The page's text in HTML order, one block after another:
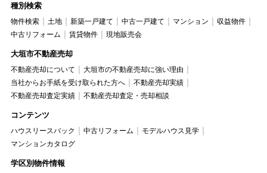
種別検索
物件検索 土地 新築一戸建て 中古一戸建て マンション
収益物件
中古リフォーム
賃貸物件 現地販売会
大垣市不動産売却
不動産売却について
大垣市の不動産売却に強い理由
当社からお手紙を受け取られた方へ
不動産売却実績
不動産売却査定実績
不動産売却査定・売却相談
コンテンツ
ハウスリースバック 中古リフォーム
モデルハウス見学
マンションカタログ
学区別物件情報